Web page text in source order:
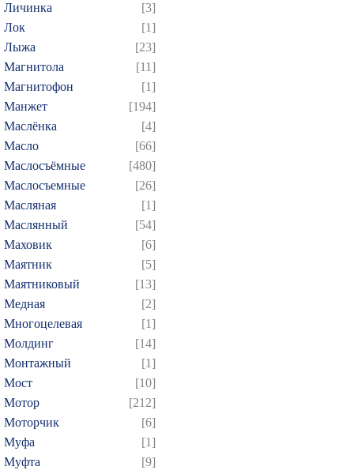
Личинка
[3]
Лок
[1]
Лыжа
[23]
Магнитола
[11]
Магнитофон
[1]
Манжет
[194]
Маслёнка
[4]
Масло
[66]
Маслосъёмные
[480]
Маслосъемные
[26]
Масляная
[1]
Маслянный
[54]
Маховик
[6]
Маятник
[5]
Маятниковый
[13]
Медная
[2]
Многоцелевая
[1]
Молдинг
[14]
Монтажный
[1]
Мост
[10]
Мотор
[212]
Моторчик
[6]
Муфа
[1]
Муфта
[9]